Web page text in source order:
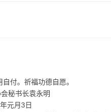
付。祈福功德自愿。
秘书长袁永明
元月3日